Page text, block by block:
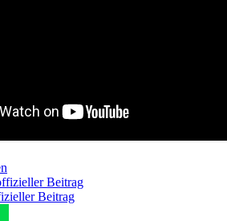
Beitrag
Beitrag